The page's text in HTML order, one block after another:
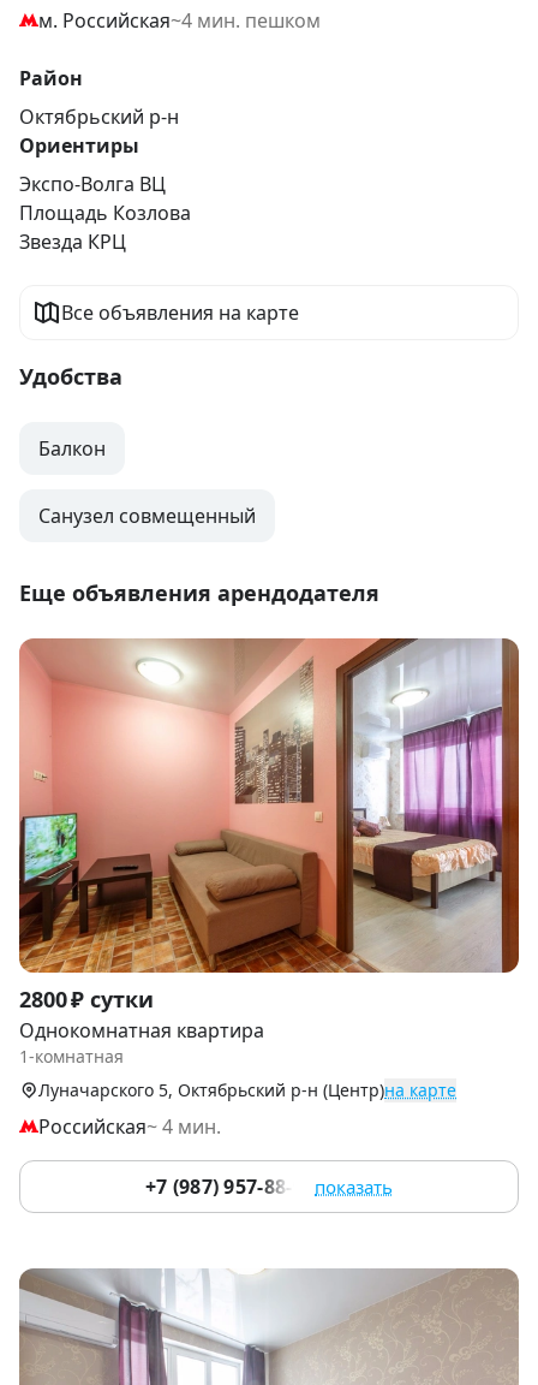
м. Российская~4 мин. пешком
Район
Октябрьский р-н
Ориентиры
Экспо-Волга ВЦ
Площадь Козлова
Звезда КРЦ
Все объявления на карте
Удобства
Балкон
Санузел совмещенный
Еще объявления арендодателя
Item
1
of
9
2800 ₽ сутки
Однокомнатная квартира
1-комнатная
Луначарского 5, Октябрьский р-н (Центр)на карте
Российская~ 4 мин.
+7 (987) 957-88-92 показать